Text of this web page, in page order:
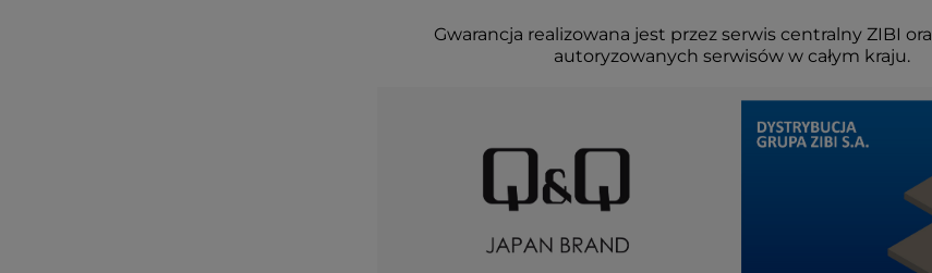
Gwarancja realizowana jest przez serwis centralny ZIBI
autoryzowanych serwisów w całym kraju.